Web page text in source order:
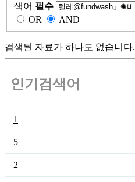
색어 필수
OR
AND
검색된 자료가 하나도 없습니다.
인기검색어
1
5
2